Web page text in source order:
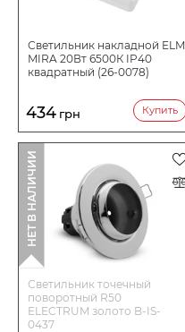
Светильник накладной ELM
MIRA 20Вт 6500К IP40
квадратный (26-0078)
434 грн Купить
Светильник точечный
поворотный R50
ELECTRUM золото B-IS-
0437
НЕТ В НАЛИЧИИ